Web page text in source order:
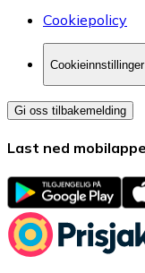
Cookiepolicy
Cookieinnstillinger
Gi oss tilbakemelding
Last ned